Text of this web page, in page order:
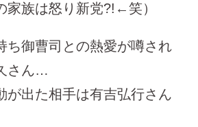
家族は怒り新党?!←笑）
ち御曹司との熱愛が噂され
さん…
が出た相手は有吉弘行さん